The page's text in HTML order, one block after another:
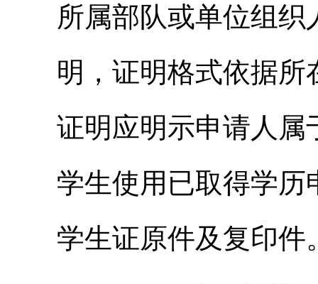
所属部队或单位组
明，证明格式依据
证明应明示申请人属
学生使用已取得学
学生证原件及复印件